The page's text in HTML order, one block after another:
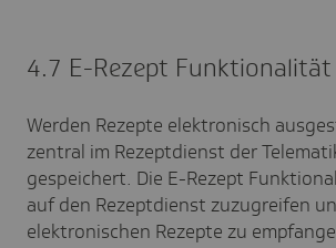
4.7 E-Rezept Funktionalität
Werden Rezepte elektronisch
zentral im Rezeptdienst der
gespeichert. Die E-Rezept
auf den Rezeptdienst zuzugreifen
elektronischen Rezepte zu